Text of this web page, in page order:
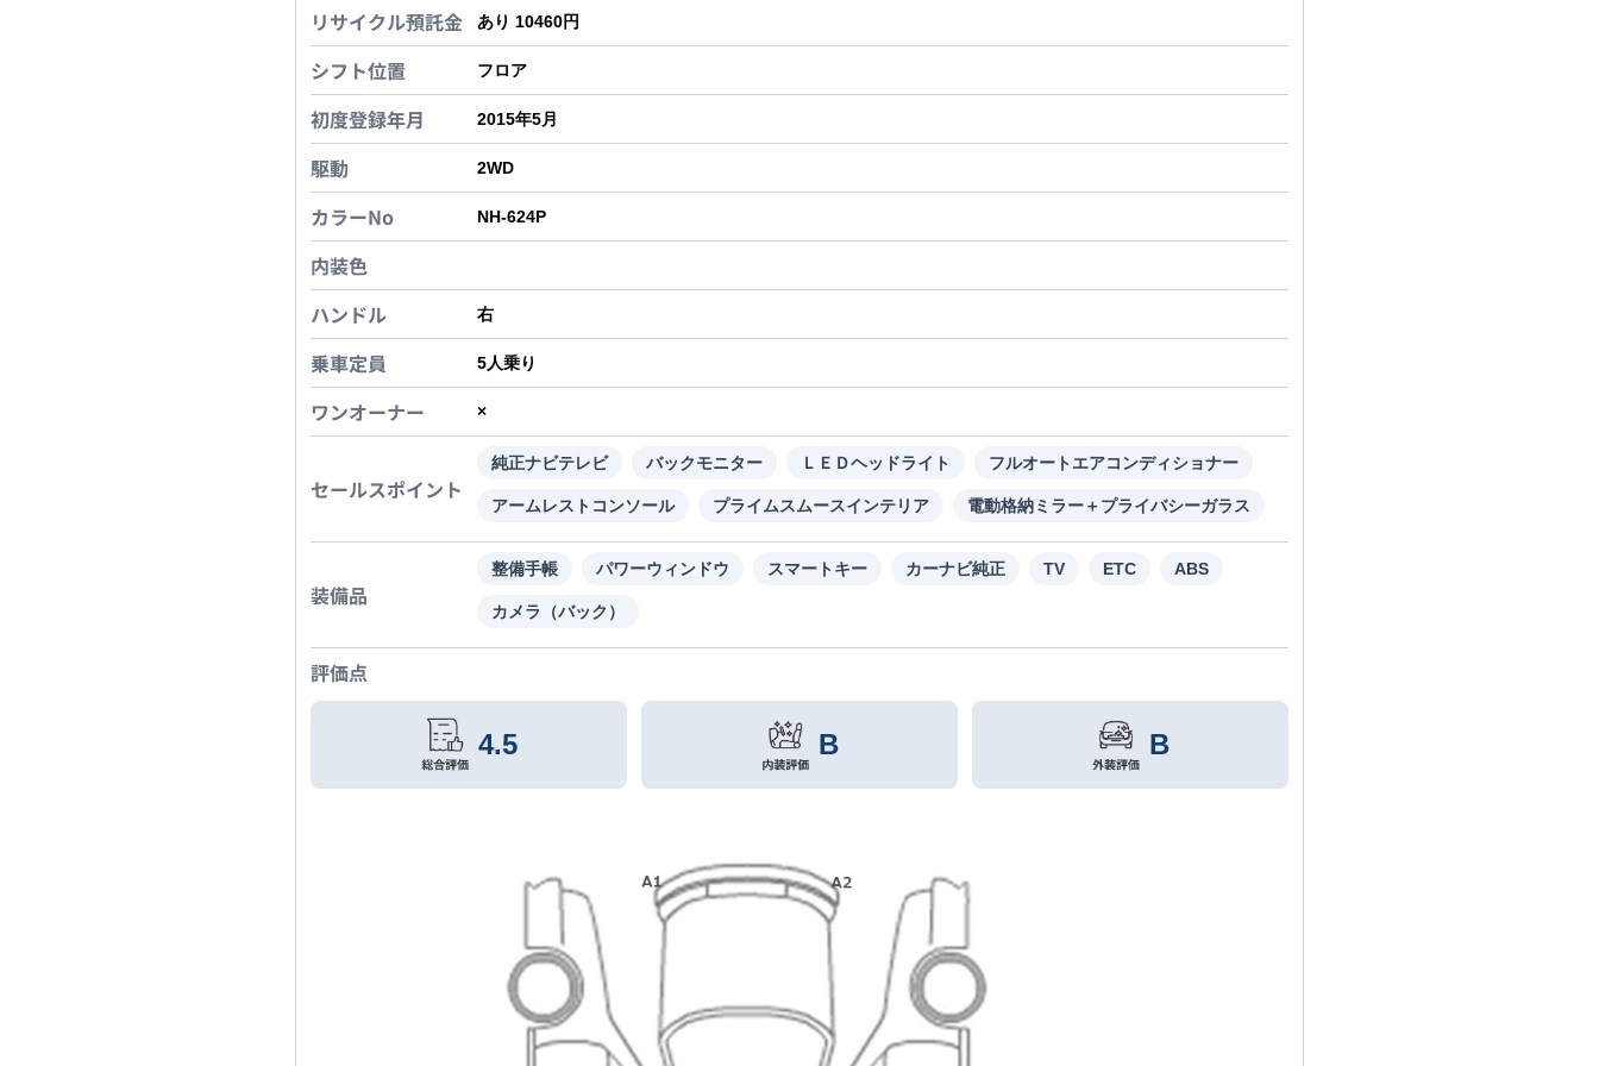
リサイクル預託金 あり 10460円
シフト位置 フロア
初度登録年月 2015年5月
駆動 2WD
カラーNo NH-624P
内装色
ハンドル
右
乗車定員 5人乗り
ワンオーナー ×
セールスポイント
純正ナビテレビ バックモニター ＬＥＤヘッドライト フルオートエアコンディショナー
アームレストコンソール プライムスムースインテリア 電動格納ミラー＋プライバシーガラス
装備品
整備手帳 パワーウィンドウ スマートキー カーナビ純正 TV ETC ABS
カメラ（バック）
評価点
4.5 B B